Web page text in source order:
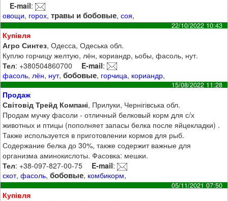
E-mail:
овощи, горох,травы и бобовые,соя,
22/10/2022 10:43
Купівля
Агро Синтез, Одесса, Одеська обл.
Куплю горчицу желтую, лён, кориандр, ьобы, фасоль, нут.
Тел: +380504860700 E-mail:
фасоль, лён, нут,бобовые, горчица, кориандр,
15/08/2022 11:28
Продаж
Світовід Трейд Компані, Прилуки, Чернігівська обл.
Продам мучку фасоли - отличный белковый корм для с/х
животных и птицы (пополняет запасы белка после яйцекладки) .
Также используется в приготовлении кормов для рыб.
Содержание белка до 30%, также содержит важные для
организма аминокислоты. Фасовка: мешки.
Тел: +38-097-827-00-75 E-mail:
скот,фасоль,бобовые, комбикорм,
05/11/2021 07:50
Купівля